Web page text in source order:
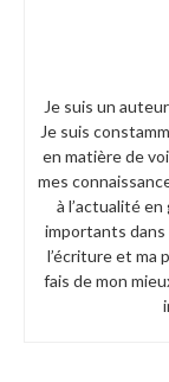
Je suis un
Je suis
en matière de
mes
à l’actualité
importants dans
l’écriture et ma
fais de mon